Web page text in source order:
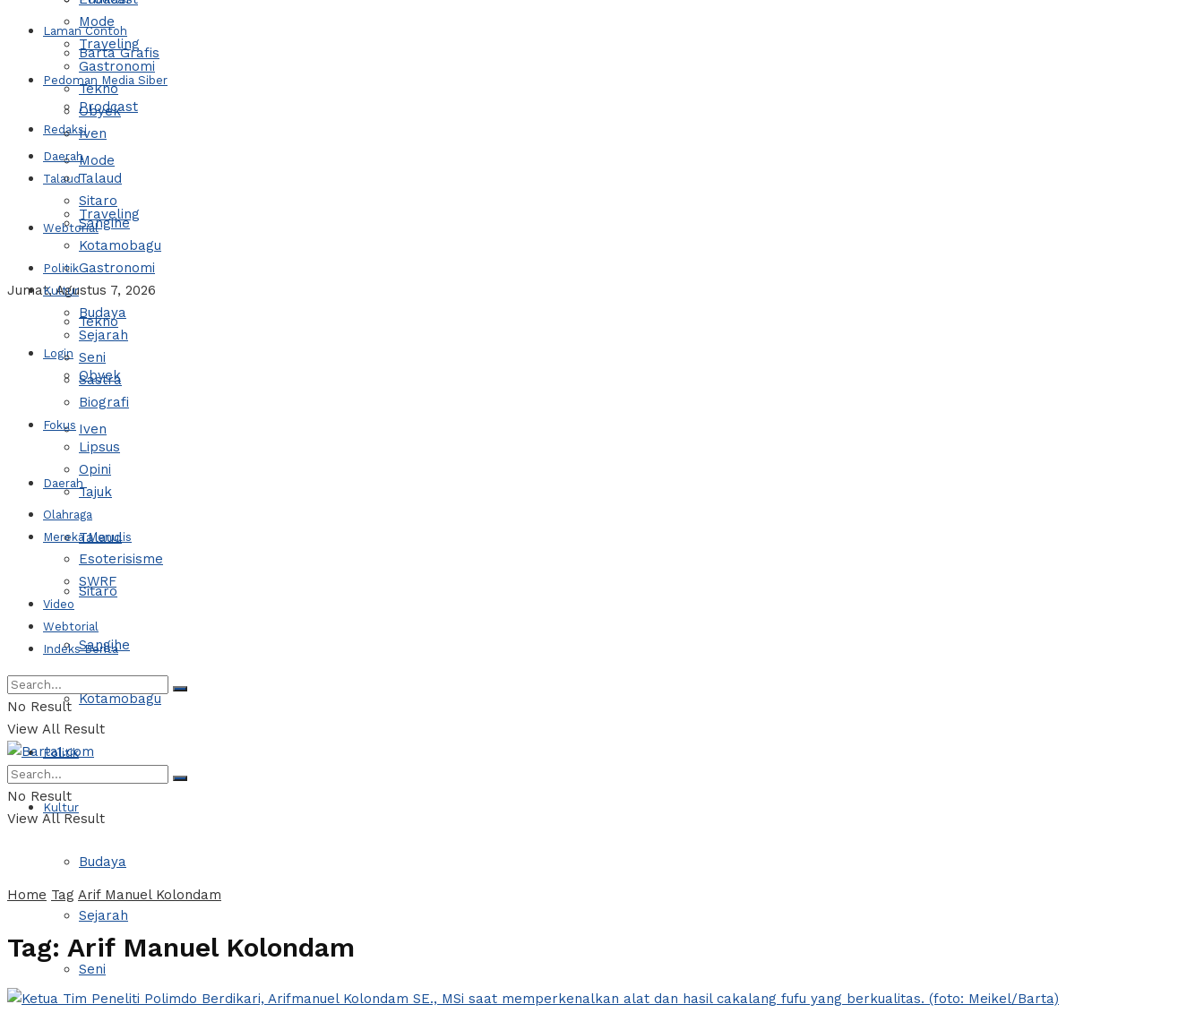
Laman Contoh
Pedoman Media Siber
Redaksi
Talaud
Webtorial
Jumat, Agustus 7, 2026
Login
Barta Grafis
Prodcast
Mode
Traveling
Gastronomi
Tekno
Obyek
Iven
Daerah
Talaud
Sitaro
Sangihe
Kotamobagu
Politik
Kultur
Budaya
Sejarah
Seni
Mode
Traveling
Gastronomi
Tekno
Obyek
Iven
Daerah
Talaud
Sitaro
Sangihe
Kotamobagu
Politik
Kultur
Budaya
Sejarah
Seni
Sastra
Biografi
Fokus
Lipsus
Opini
Tajuk
Olahraga
Mereka Menulis
Esoterisisme
SWRF
Video
Webtorial
Indeks Berita
No Result
View All Result
No Result
View All Result
Home Tag Arif Manuel Kolondam
Tag: Arif Manuel Kolondam